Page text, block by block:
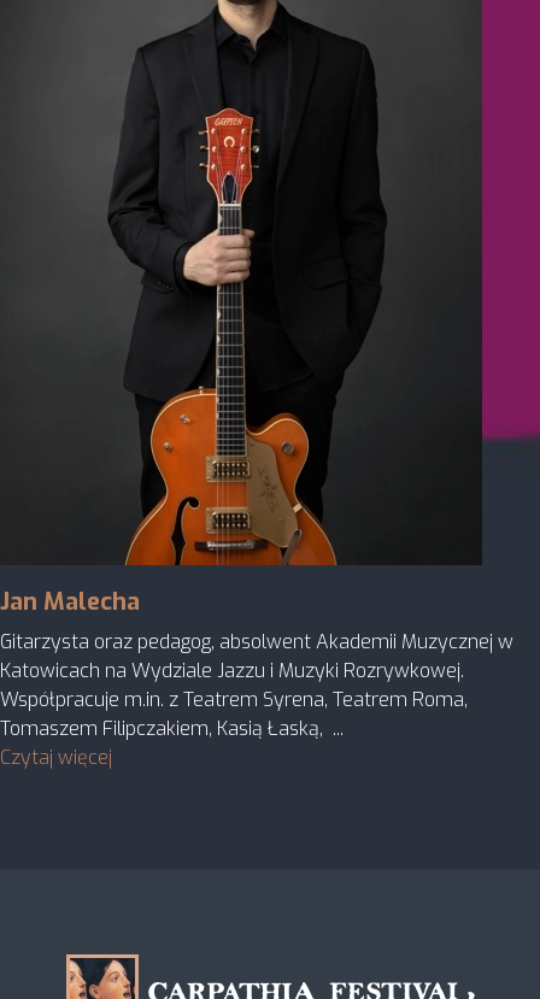
Jan Malecha
Gitarzysta oraz pedagog, absolwent Akademii Muzycznej w
Katowicach na Wydziale Jazzu i Muzyki Rozrywkowej.
Współpracuje m.in. z Teatrem Syrena, Teatrem Roma,
Tomaszem Filipczakiem, Kasią Łaską, ...
Czytaj więcej